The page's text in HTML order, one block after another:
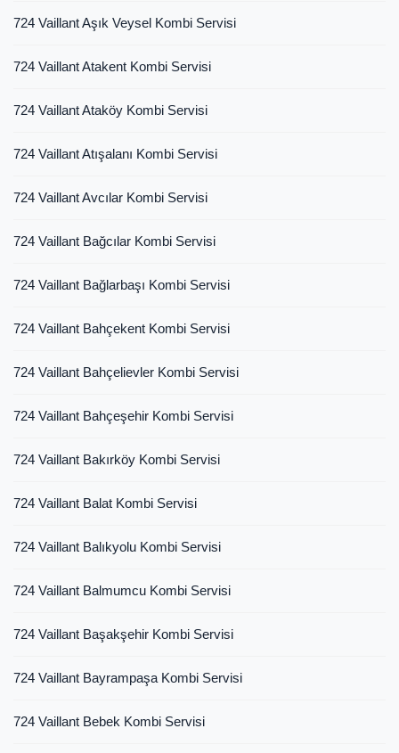
724 Vaillant Aşık Veysel Kombi Servisi
724 Vaillant Atakent Kombi Servisi
724 Vaillant Ataköy Kombi Servisi
724 Vaillant Atışalanı Kombi Servisi
724 Vaillant Avcılar Kombi Servisi
724 Vaillant Bağcılar Kombi Servisi
724 Vaillant Bağlarbaşı Kombi Servisi
724 Vaillant Bahçekent Kombi Servisi
724 Vaillant Bahçelievler Kombi Servisi
724 Vaillant Bahçeşehir Kombi Servisi
724 Vaillant Bakırköy Kombi Servisi
724 Vaillant Balat Kombi Servisi
724 Vaillant Balıkyolu Kombi Servisi
724 Vaillant Balmumcu Kombi Servisi
724 Vaillant Başakşehir Kombi Servisi
724 Vaillant Bayrampaşa Kombi Servisi
724 Vaillant Bebek Kombi Servisi